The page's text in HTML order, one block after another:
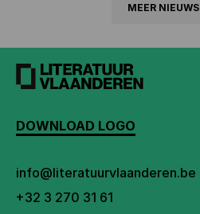
MEER NIEUWS
DOWNLOAD LOGO
info@literatuurvlaanderen.be
+32 3 270 31 61